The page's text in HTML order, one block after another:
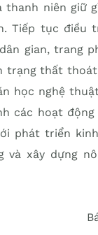
niên giữ
Tiếp tục điều
gian, trang
trạng thất
học nghệ
các hoạt
phát triển
và xây dựng